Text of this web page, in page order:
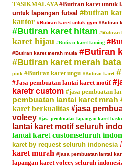
TASIKMALAYA#Butiran karet untuk
untuk lapangan futsal #butiran
kantor #Butiran karet untuk gym #Butiran
#Butiran karet hitam #Butiran
karet hijau #Butiran karet kuning
#Butiran karet merah muda #Butiran
#Butiran karet merah bata
pink #Butiran karet ungu #Butiran karet
#Jasa pembuatan lantai karet motif
karetr custom #jasa pembuatan
pembuatan lantai karet mrah
karet berkualitas #jasa
voleey #jasa pembuatan lapangan karet
lantai karet motif seluruh
lantai karet customseluruh
karet by request seluruh indonesia
karet murah #jasa pembuatan lantai
lapangan karet voleey seluruh